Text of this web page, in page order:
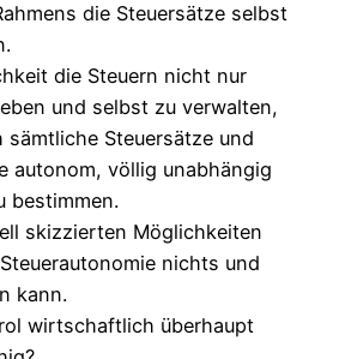
die Steuersätze selbst
die Steuern nicht nur
und selbst zu verwalten,
sämtliche Steuersätze und
autonom, völlig unabhängig
bestimmen.
skizzierten Möglichkeiten
nichts und
kann.
wirtschaftlich überhaupt